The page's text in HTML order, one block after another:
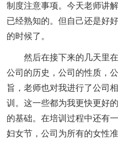
制度注意事项。今天老师讲
已经熟知的。但自己还是好
的时候了。
然后在接下来的几天里在
公司的历史，公司的性质，
旨，老师也对我进行了公司
训。这一些都为我更快更好
的基础。在培训过程中还有
妇女节，公司为所有的女性